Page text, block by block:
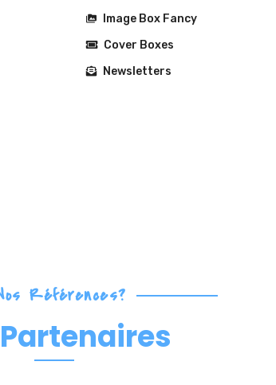
Image Box Fancy
Cover Boxes
Newsletters
Références?
Partenaires